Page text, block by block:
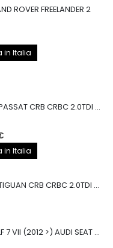
ROVER FREELANDER 2
in Italia
Motore Volkswagen PASSAT CRB CRBC 2.0TDI 150CV
Il
prezzo
attuale
2.650,00€.
in Italia
Motore Volkswagen TIGUAN CRB CRBC 2.0TDI 150CV EURO6
CRB MOTORE VW GOLF 7 VII (2012 >) AUDI SEAT 2.0TDI 150CV CRB IMPIANTO BOSCH